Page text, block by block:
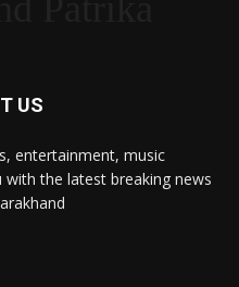
US
entertainment, music
the latest breaking news